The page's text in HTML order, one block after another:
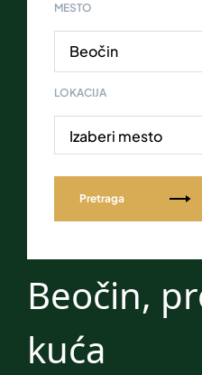
MESTO
LOKACIJA
Izaberi mesto
Pretraga
Beočin,
kuća